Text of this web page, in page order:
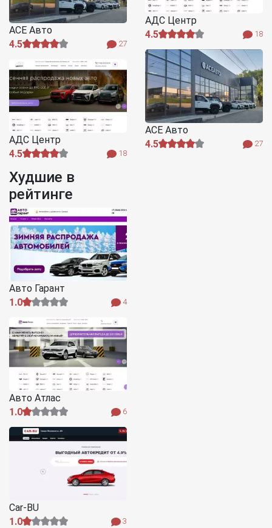
АСЕ Авто
4.5
27
АДС Центр
4.5
18
АДС Центр
4.5
18
АСЕ Авто
4.5
27
Худшие в
рейтинге
Авто Гарант
1.0
4
Авто Атлас
1.0
6
Car-BU
1.0
3